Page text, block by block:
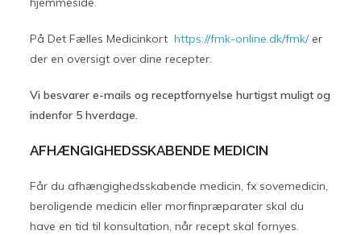
På Det Fælles Medicinkorthttps://fmk-online.dk/fmk/er
der en oversigt over dine recepter.
Vi besvarer e-mails og receptfornyelse hurtigst muligt og
indenfor 5 hverdage.
AFHÆNGIGHEDSSKABENDE MEDICIN
Får du afhængighedsskabende medicin, fx sovemedicin,
beroligende medicin eller morfinpræparater skal du
have en tid til konsultation, når recept skal fornyes.